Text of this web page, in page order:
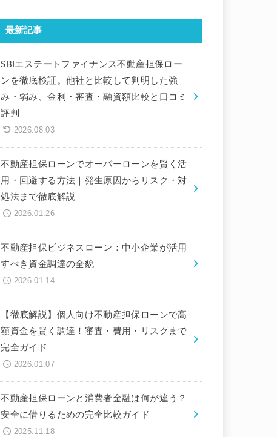
最新記事
SBIエステートファイナンス不動産担保ロー
ンを徹底検証。他社と比較して判明した強
み・弱み、金利・審査・融資額比較と口コミ
評判
2026.08.03
不動産担保ローンでオーバーローンを賢く活
用・回避する方法｜発生原因からリスク・対
処法まで徹底解説
2026.01.26
不動産担保ビジネスローン：中小企業が活用
すべき資金調達の全貌
2026.01.14
【徹底解説】個人向け不動産担保ローンで高
額資金を賢く調達！審査・費用・リスクまで
完全ガイド
2026.01.07
不動産担保ローンと消費者金融は何が違う？
安全に借りるための完全比較ガイド
2025.11.18